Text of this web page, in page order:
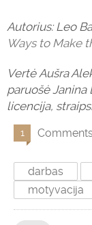
Autorius: Leo
Ways to Make
Vertė Aušra
paruošė Janina
licencija,
1 Comments
darbas
motyvacija